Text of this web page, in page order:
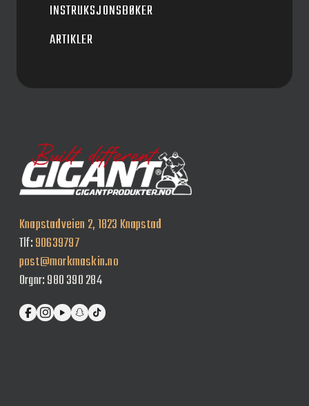
INSTRUKSJONSBØKER
ARTIKLER
Knapstadveien 2, 1823 Knapstad
Tlf:90639797
post@morkmaskin.no
Orgnr: 980 390 284